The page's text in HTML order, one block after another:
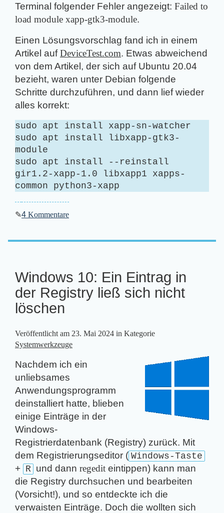
Terminal folgender Fehler angezeigt: Failed to
load module xapp-gtk3-module.
Einen Lösungsvorschlag fand ich in einem
Artikel aufDeviceTest.com. Etwas abweichend
von dem Artikel, der sich auf Ubuntu 20.04
bezieht, waren unter Debian folgende
Schritte durchzuführen, und dann lief wieder
alles korrekt:
sudo apt install xapp-sn-watcher
sudo apt install libxapp-gtk3-
module
sudo apt install --reinstall
gir1.2-xapp-1.0 libxapp1 xapps-
common python3-xapp
✎4 Kommentare
Windows 10: Ein Eintrag in
der Registry ließ sich nicht
löschen
Veröffentlicht am 23. Mai 2024 in Kategorie
Systemwerkzeuge
Nachdem ich ein
unliebsames
Anwendungsprogramm
deinstalliert hatte, blieben
einige Einträge in der
Windows-
Registrierdatenbank (Registry) zurück. Mit
dem Registrierungseditor ( Windows-Taste
+ R und dann reg­edit eintippen) kann man
die Registry durchsuchen und bearbeiten
(Vorsicht!), und so entdeckte ich die
verwaisten Einträge. Doch die wollten sich